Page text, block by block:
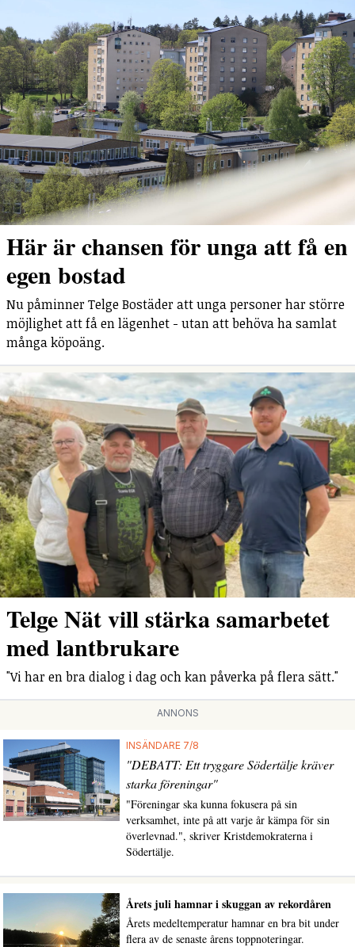
Här är chansen för unga att få en
egen bostad
Nu påminner Telge Bostäder att unga personer har större
möjlighet att få en lägenhet - utan att behöva ha samlat
många köpoäng.
Telge Nät vill stärka samarbetet
med lantbrukare
"Vi har en bra dialog i dag och kan påverka på flera sätt."
ANNONS
INSÄNDARE 7/8
"DEBATT: Ett tryggare Södertälje kräver
starka föreningar"
"Föreningar ska kunna fokusera på sin
verksamhet, inte på att varje år kämpa för sin
överlevnad.", skriver Kristdemokraterna i
Södertälje.
Årets juli hamnar i skuggan av rekordåren
Årets medeltemperatur hamnar en bra bit under
flera av de senaste årens toppnoteringar.